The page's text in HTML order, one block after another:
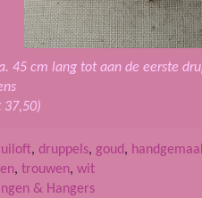
45 cm lang tot aan de eerste
37,50)
, druppels, goud,
, trouwen, wit
& Hangers